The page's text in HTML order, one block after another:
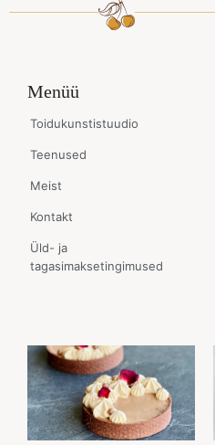
Menüü
Toidukunstistuudio
Teenused
Meist
Kontakt
Üld- ja
tagasimaksetingimused